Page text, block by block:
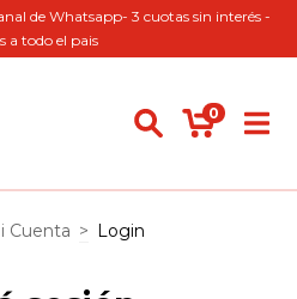
de Whatsapp- 3 cuotas sin interés -
a todo el pais
0
Cuenta > Login